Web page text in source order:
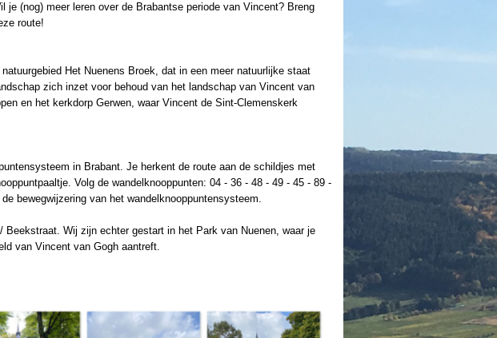
je (nog) meer leren over de Brabantse periode van Vincent? Breng
route!
Het Nuenens Broek, dat in een meer natuurlijke staat
zich inzet voor behoud van het landschap van Vincent van
en het kerkdorp Gerwen, waar Vincent de Sint-Clemenskerk
in Brabant. Je herkent de route aan de schildjes met
Volg de wandelknooppunten: 04 - 36 - 48 - 49 - 45 - 89 -
bewegwijzering van het wandelknooppuntensysteem.
Wij zijn echter gestart in het Park van Nuenen, waar je
van Vincent van Gogh aantreft.